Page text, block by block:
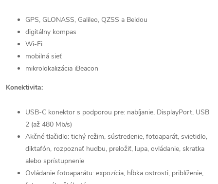
GPS, GLONASS, Galileo, QZSS a Beidou
digitálny kompas
Wi-Fi
mobilná sieť
mikrolokalizácia iBeacon
Konektivita:
USB-C konektor s podporou pre: nabíjanie, DisplayPort, USB
2 (až 480 Mb/s)
Akčné tlačidlo: tichý režim, sústredenie, fotoaparát, svietidlo,
diktafón, rozpoznať hudbu, preložiť, lupa, ovládanie, skratka
alebo sprístupnenie
Ovládanie fotoaparátu: expozícia, hĺbka ostrosti, priblíženie,